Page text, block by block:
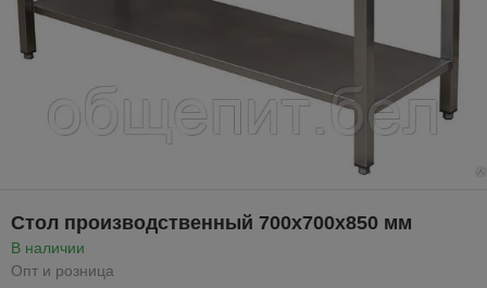
Стол производственный 700х700х850 мм
В наличии
Опт и розница